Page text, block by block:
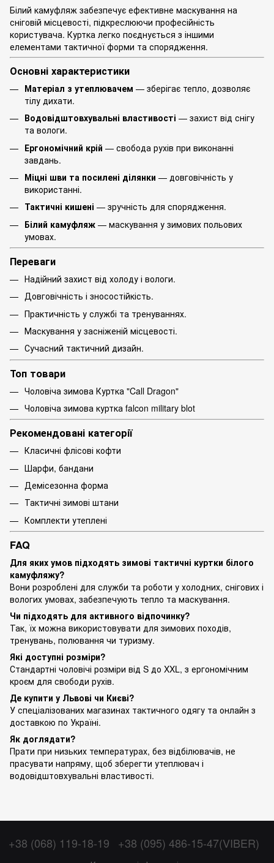
Білий камуфляж забезпечує ефективне маскування на
сніговій місцевості, підкреслюючи професійність
користувача. Куртка легко поєднується з іншими
елементами тактичної форми та спорядження.
Основні характеристики
Матеріал з утеплювачем — зберігає тепло, дозволяє
тілу дихати.
Водовідштовхувальні властивості — захист від снігу
та вологи.
Ергономічний крій — свобода рухів при виконанні
завдань.
Міцні шви та посилені ділянки — довговічність у
використанні.
Тактичні кишені — зручність для спорядження.
Білий камуфляж — маскування у зимових польових
умовах.
Переваги
Надійний захист від холоду і вологи.
Довговічність і зносостійкість.
Практичність у службі та тренуваннях.
Маскування у засніженій місцевості.
Сучасний тактичний дизайн.
Топ товари
Чоловіча зимова Куртка "Call Dragon"
Чоловіча зимова куртка falcon military blot
Рекомендовані категорії
Класичні флісові кофти
Шарфи, бандани
Демісезонна форма
Тактичні зимові штани
Комплекти утеплені
FAQ
Для яких умов підходять зимові тактичні куртки білого
камуфляжу?
Вони розроблені для служби та роботи у холодних, снігових і
вологих умовах, забезпечують тепло та маскування.
Чи підходять для активного відпочинку?
Так, їх можна використовувати для зимових походів,
тренувань, полювання чи туризму.
Які доступні розміри?
Стандартні чоловічі розміри від S до XXL, з ергономічним
кроєм для свободи рухів.
Де купити у Львові чи Києві?
У спеціалізованих магазинах тактичного одягу та онлайн з
доставкою по Україні.
Як доглядати?
Прати при низьких температурах, без відбілювачів, не
прасувати напряму, щоб зберегти утеплювач і
водовідштовхувальні властивості.
+38 (068) 119-18-19 +38 (095) 486-15-47(VIBER)